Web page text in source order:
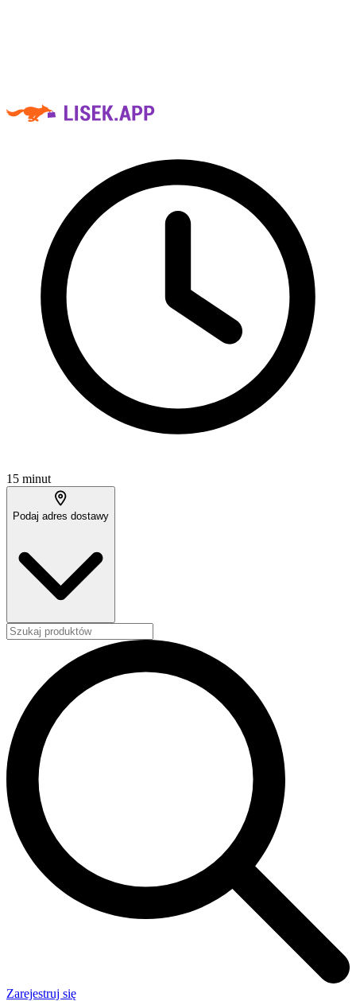
15 minut
Podaj adres dostawy
Zarejestruj się